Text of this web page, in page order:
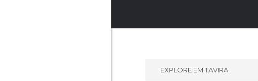
EXPLORE EM TAVIRA